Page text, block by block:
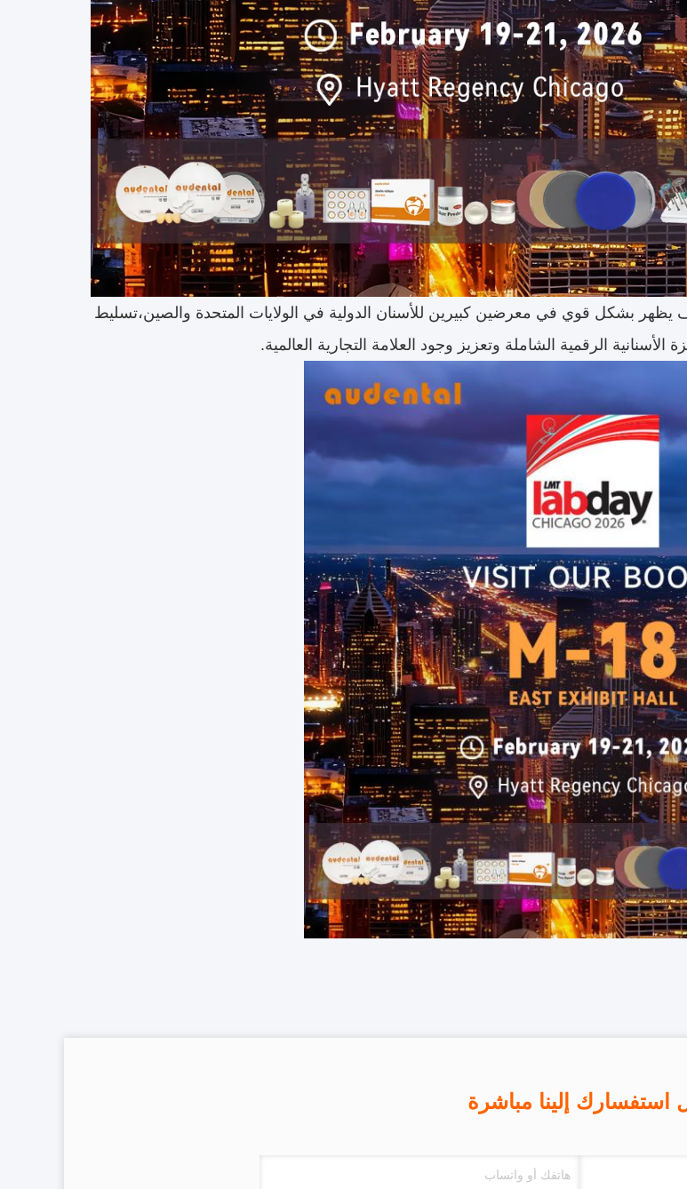
بشكل قوي في معرضين كبيرين للأسنان الدولية في الولايات المتحدة والصين،تسليط
الأسنانية الرقمية الشاملة وتعزيز وجود العلامة التجارية العالمية.
استفسارك إلينا مباشرة